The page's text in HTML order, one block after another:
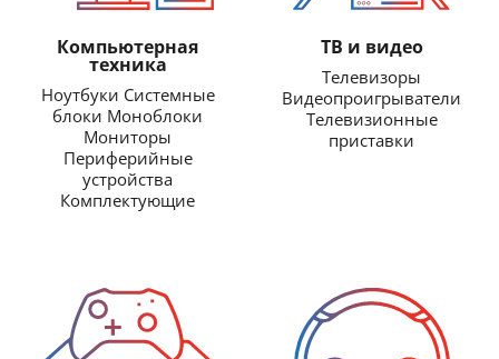
Компьютерная
техника
Ноутбуки Системные
блоки Моноблоки
Мониторы
Периферийные
устройства
Комплектующие
ТВ и видео
Телевизоры
Видеопроигрыватели
Телевизионные
приставки